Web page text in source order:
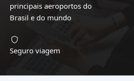
principais aeroportos do
Brasil e do mundo
Seguro viagem